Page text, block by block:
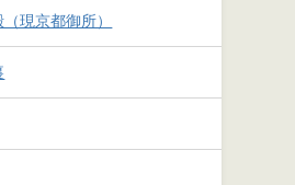
現京都御所）